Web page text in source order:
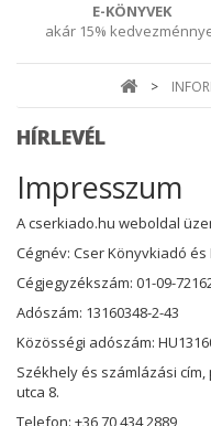
E-KÖNYVEK
akár 15%
>
HÍRLEVÉL
Impresszum
A cserkiado.hu weboldal
Cégnév: Cser Könyvkiadó
Cégjegyzékszám: 01-09-
Adószám: 13160348-2-43
Közösségi adószám:
Székhely és számlázási
utca 8.
Telefon: +36 70 434 2889